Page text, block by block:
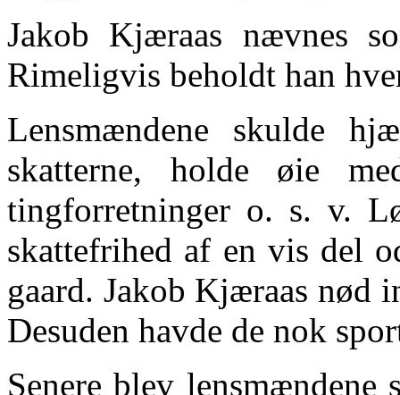
Jakob Kjæraas nævnes
Rimeligvis beholdt han
Lensmændene skulde
skatterne, holde øie
tingforretninger o. s. v.
skattefrihed af en vis del
gaard. Jakob Kjæraas nød
Desuden havde de nok
Senere blev lensmændene